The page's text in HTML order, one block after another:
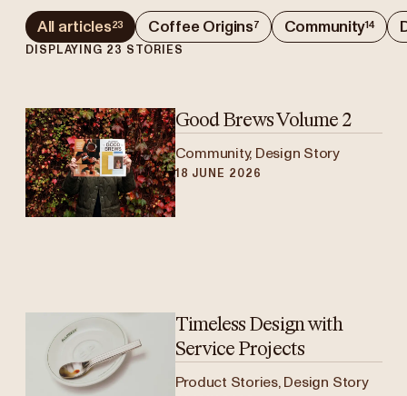
New Zealand
United Kingdom
All articles23 Coffee Origins7 Community14
DISPLAYING 23 STORIES
Good Brews Volume 2
Community, Design Story
18 JUNE 2026
Timeless Design with
Service Projects
Product Stories, Design Story